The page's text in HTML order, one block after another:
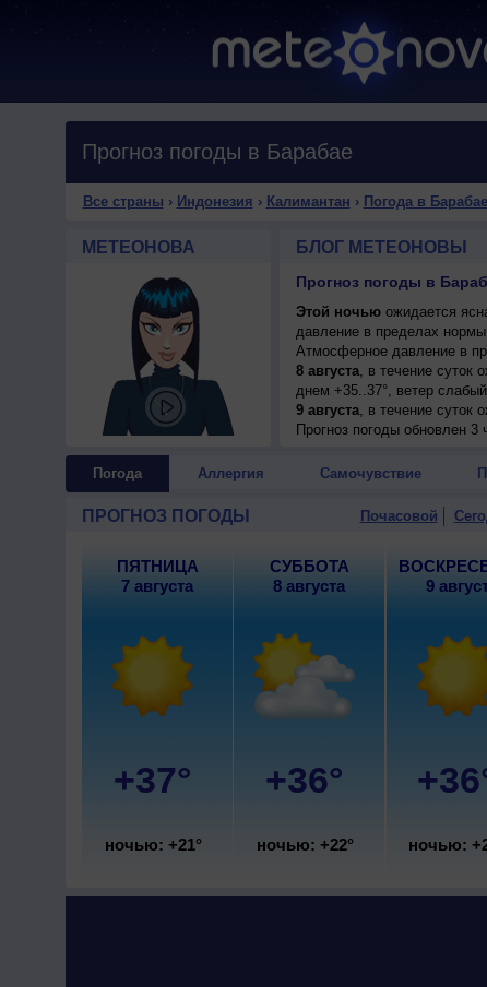
Прогноз погоды в Барабае
Все страны › Индонезия › Калимантан › Погода в Барабае
МЕТЕОНОВА БЛОГ МЕТЕОНОВЫ
Прогноз погоды в
Этой ночьюожидается
давление в пределах
Атмосферное давление в
8 августа, в течение суток
днем +35..37°, ветер
9 августа, в течение суток
днем +35..37°, ветер
ветер слабый.
Прогноз погоды обновлен 3
Погода Аллергия Самочувствие
ПРОГНОЗ ПОГОДЫ Почасовой
ПЯТНИЦА
7 августа
+37°
ночью: +21°
СУББОТА
8 августа
+36°
ночью: +22°
9
ночью: